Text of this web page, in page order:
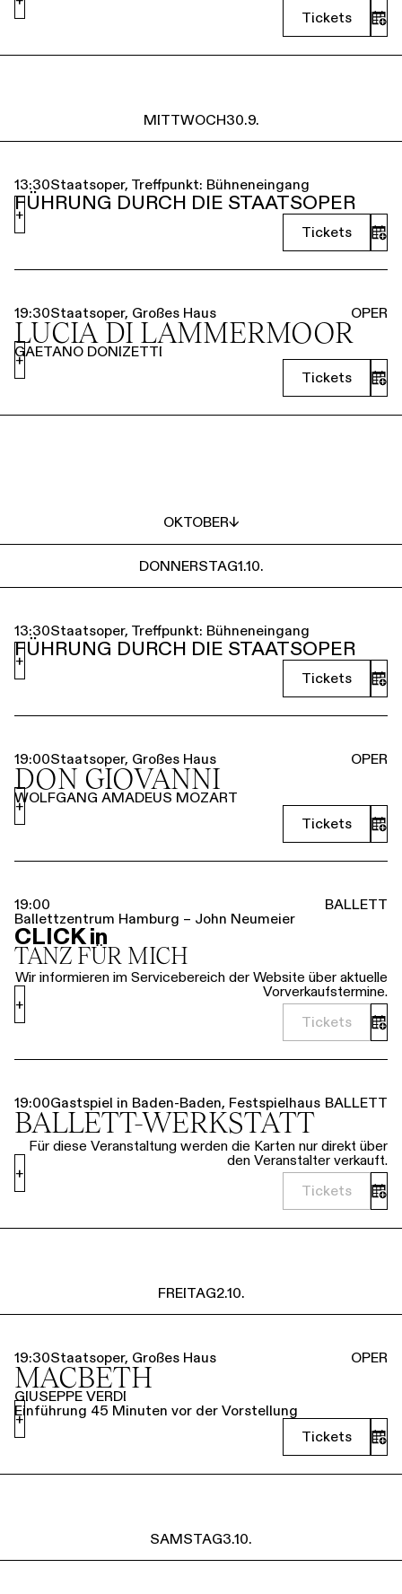
Tickets
MITTWOCH30.9.
13:30Staatsoper, Treffpunkt: Bühneneingang
FÜHRUNG DURCH DIE STAATSOPER
Tickets
+
19:30Staatsoper, Großes Haus OPER
LUCIA DI LAMMERMOOR
GAETANO DONIZETTI
Tickets
+
OKTOBER↓
DONNERSTAG1.10.
13:30Staatsoper, Treffpunkt: Bühneneingang
FÜHRUNG DURCH DIE STAATSOPER
Tickets
+
19:00Staatsoper, Großes Haus OPER
DON GIOVANNI
WOLFGANG AMADEUS MOZART
Tickets
+
19:00
Ballettzentrum Hamburg – John Neumeier
BALLETT
CLICK in
TANZ FÜR MICH
Wir informieren im Servicebereich der Website über aktuelle
Vorverkaufstermine.
Tickets
+
19:00Gastspiel in Baden-Baden, Festspielhaus BALLETT
BALLETT-WERKSTATT
Für diese Veranstaltung werden die Karten nur direkt über
den Veranstalter verkauft.
Tickets
+
FREITAG2.10.
19:30Staatsoper, Großes Haus OPER
MACBETH
GIUSEPPE VERDI
Einführung 45 Minuten vor der Vorstellung
Tickets
+
SAMSTAG3.10.